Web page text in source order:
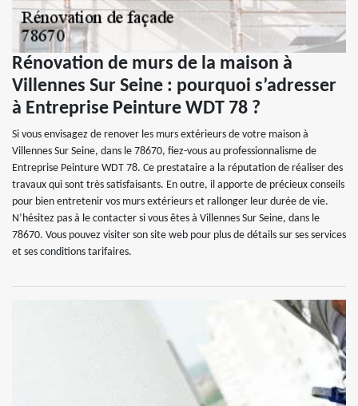
Rénovation de murs de la maison à
Villennes Sur Seine : pourquoi s’adresser
à Entreprise Peinture WDT 78 ?
Si vous envisagez de renover les murs extérieurs de votre maison à
Villennes Sur Seine, dans le 78670, fiez-vous au professionnalisme de
Entreprise Peinture WDT 78. Ce prestataire a la réputation de réaliser des
travaux qui sont très satisfaisants. En outre, il apporte de précieux conseils
pour bien entretenir vos murs extérieurs et rallonger leur durée de vie.
N’hésitez pas à le contacter si vous êtes à Villennes Sur Seine, dans le
78670. Vous pouvez visiter son site web pour plus de détails sur ses services
et ses conditions tarifaires.